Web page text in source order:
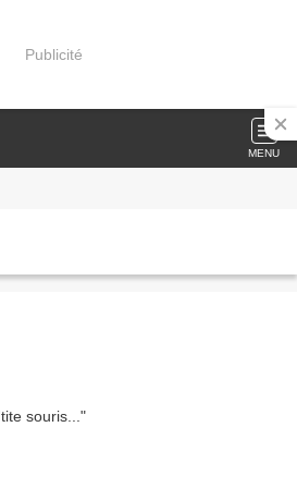
Publicité
MENU